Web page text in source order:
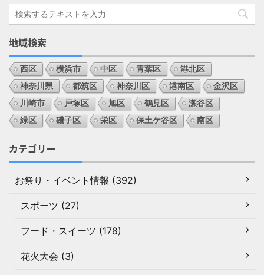
地域検索
西区 横浜市 中区 青葉区
港北区
神奈川県
都筑区 神奈川区 港南区
金沢区
川崎市
戸塚区 旭区 鶴見区
瀬谷区
緑区
磯子区 栄区 保土ケ谷区 南区
カテゴリー
お祭り・イベント情報 (392)
スポーツ (27)
フード・スイーツ (178)
花火大会 (3)